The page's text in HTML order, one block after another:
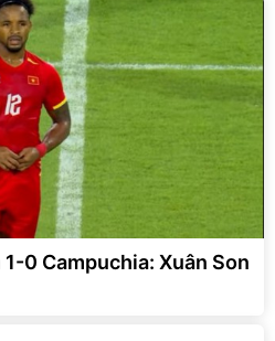
0 Campuchia: Xuân Son